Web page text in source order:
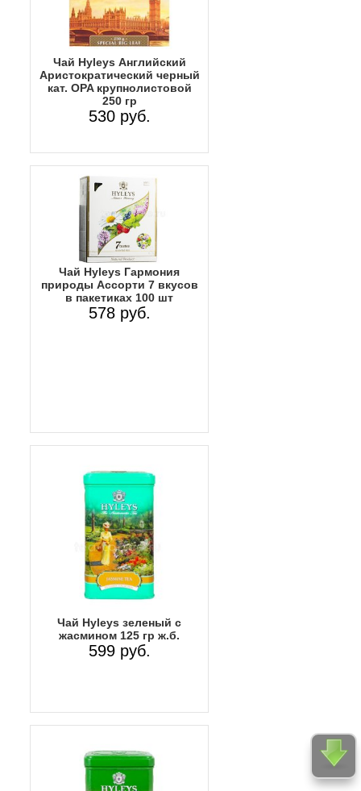
Чай Hyleys Английский
Аристократический черный
кат. OPA крупнолистовой
250 гр
530 руб.
Чай Hyleys Гармония
природы Ассорти 7 вкусов
в пакетиках 100 шт
578 руб.
Чай Hyleys зеленый с
жасмином 125 гр ж.б.
599 руб.